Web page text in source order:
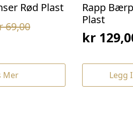
Rød Plast
69,00
Mer
Rapp
Plast
pris
kr
kr
pris
kr
Legg